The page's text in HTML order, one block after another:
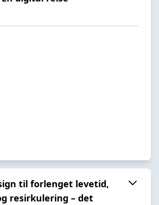
til forlenget levetid,
resirkulering – det